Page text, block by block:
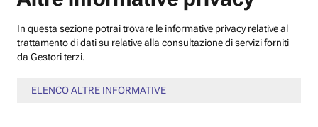
In questa sezione potrai trovare le informative privacy relative al
trattamento di dati su relative alla consultazione di servizi forniti
da Gestori terzi.
ELENCO ALTRE INFORMATIVE